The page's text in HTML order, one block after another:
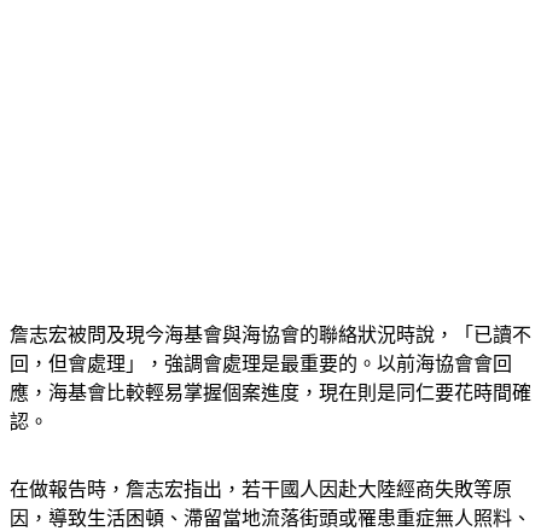
詹志宏被問及現今海基會與海協會的聯絡狀況時說，「已讀不
回，但會處理」，強調會處理是最重要的。以前海協會會回
應，海基會比較輕易掌握個案進度，現在則是同仁要花時間確
認。
在做報告時，詹志宏指出，若干國人因赴大陸經商失敗等原
因，導致生活困頓、滯留當地流落街頭或罹患重症無人照料、